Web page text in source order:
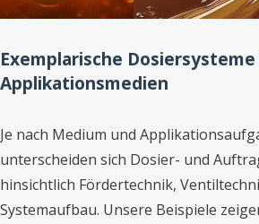
Exemplarische
Applikationsmedien
Je nach Medium und
unterscheiden sich Dosier- und
hinsichtlich Fördertechnik,
Systemaufbau. Unsere Beispiele